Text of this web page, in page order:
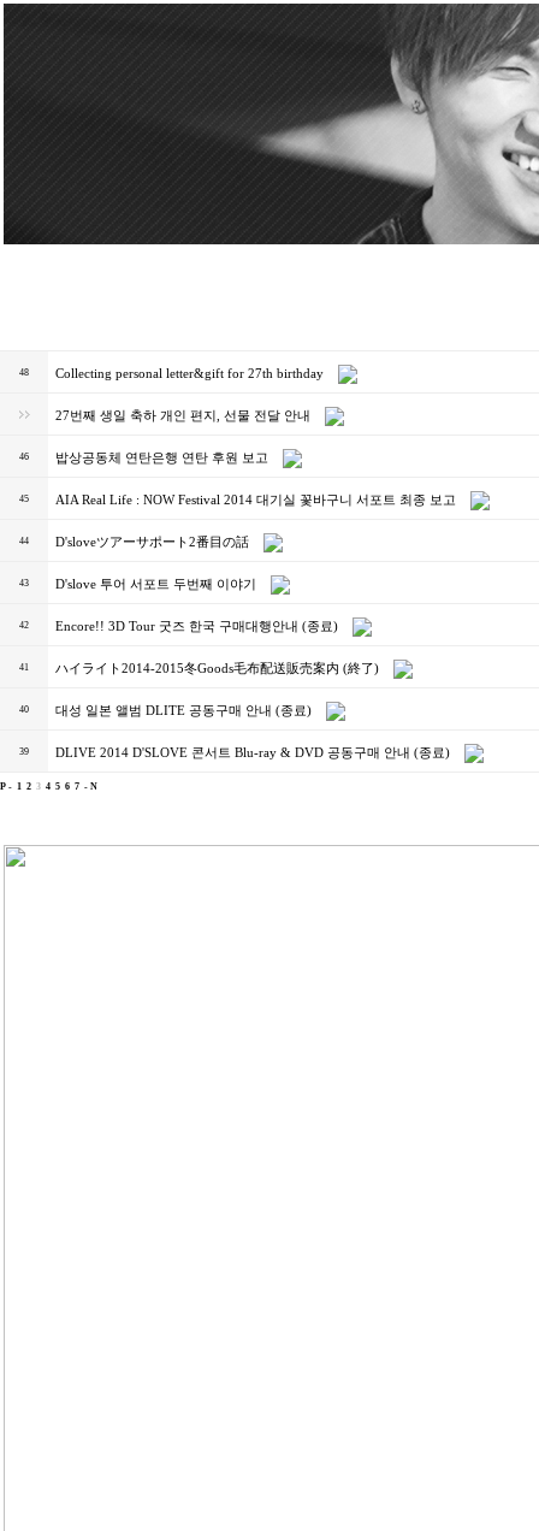
48 Collecting personal letter&gift for 27th birthday
27번째 생일 축하 개인 편지, 선물 전달 안내
46 밥상공동체 연탄은행 연탄 후원 보고
45 AIA Real Life : NOW Festival 2014 대기실 꽃바구니 서포트 최종 보고
44 D'sloveツアーサポート2番目の話
43 D'slove 투어 서포트 두번째 이야기
42 Encore!! 3D Tour 굿즈 한국 구매대행안내 (종료)
41 ハイライト2014-2015冬Goods毛布配送販売案内 (終了)
40 대성 일본 앨범 DLITE 공동구매 안내 (종료)
39 DLIVE 2014 D'SLOVE 콘서트 Blu-ray & DVD 공동구매 안내 (종료)
P - 1 2 3 4 5 6 7 - N